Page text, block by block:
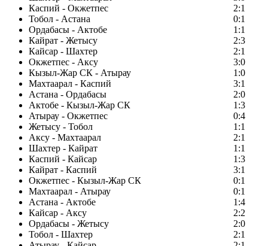
Каспий - Окжетпес
2:1
Тобол - Астана
0:1
Ордабасы - Актобе
1:1
Кайрат - Жетысу
2:3
Кайсар - Шахтер
2:1
Окжетпес - Аксу
3:0
Кызыл-Жар СК - Атырау
1:0
Махтаарал - Каспий
3:1
Астана - Ордабасы
2:0
Актобе - Кызыл-Жар СК
1:3
Атырау - Окжетпес
0:4
Жетысу - Тобол
1:1
Аксу - Махтаарал
2:1
Шахтер - Кайрат
1:1
Каспий - Кайсар
1:3
Кайрат - Каспий
3:1
Окжетпес - Кызыл-Жар СК
0:1
Махтаарал - Атырау
0:1
Астана - Актобе
1:4
Кайсар - Аксу
2:2
Ордабасы - Жетысу
2:0
Тобол - Шахтер
2:1